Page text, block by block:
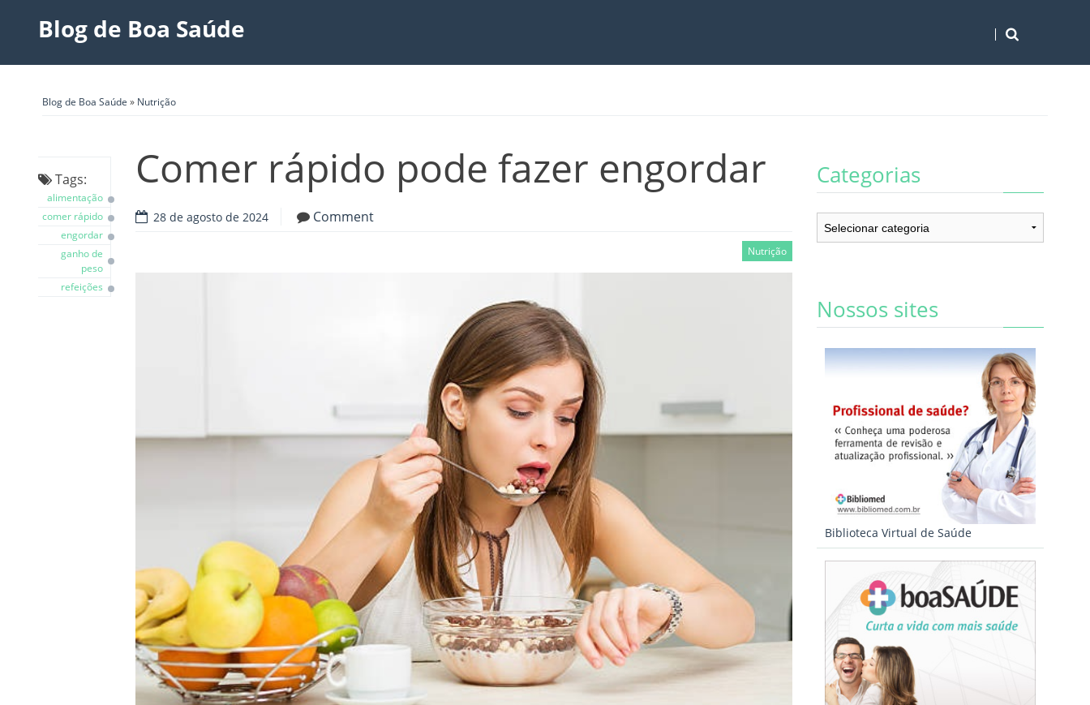
Blog de Boa Saúde
Blog de Boa Saúde » Nutrição
Tags:
alimentação
comer rápido
engordar
ganho de
peso
refeições
Comer rápido pode fazer engordar
28 de agosto de 2024 Comment
Nutrição
Categorias
Categorias
Nossos sites
Biblioteca Virtual de Saúde